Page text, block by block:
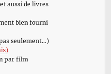
aussi de livres
bien fourni
seulement…)
par film